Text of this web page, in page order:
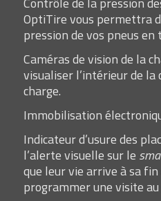
OptiTire vous permettra
pression de vos pneus en
Caméras de vision de la
visualiser l’intérieur de
charge.
Immobilisation
Indicateur d’usure des
l’alerte visuelle sur le
que leur vie arrive à sa
programmer une visite au